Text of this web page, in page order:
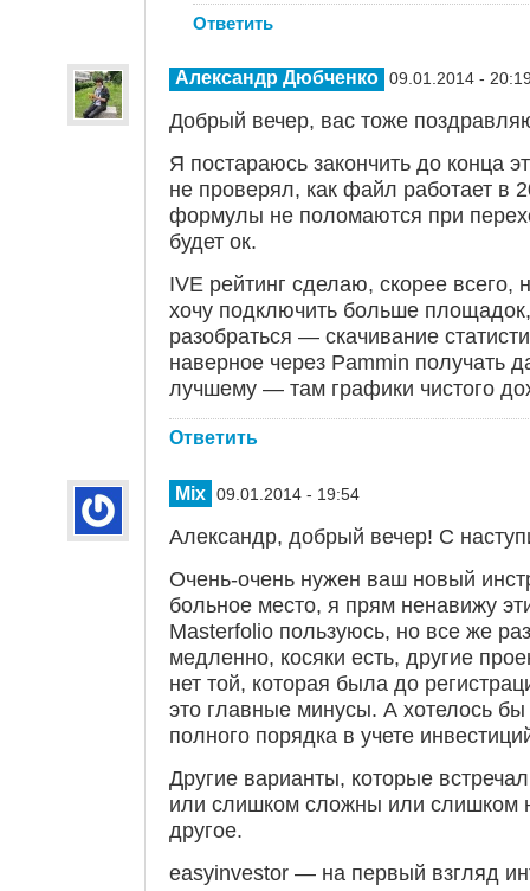
Ответить
Александр Дюбченко 09.01.2014 -
Добрый вечер, вас тоже
Я постараюсь закончить до конца
не проверял, как файл работает в
формулы не поломаются при
будет ок.
IVE рейтинг сделаю, скорее
хочу подключить больше
разобраться — скачивание
наверное через Pammin получать
лучшему — там графики чистого
Ответить
Mix 09.01.2014 - 19:54
Александр, добрый вечер! С
Очень-очень нужен ваш новый
больное место, я прям ненавижу
Masterfolio пользуюсь, но все же
медленно, косяки есть, другие
нет той, которая была до
это главные минусы. А хотелось
полного порядка в учете
Другие варианты, которые
или слишком сложны или слишком
другое.
easyinvestor — на первый взгляд